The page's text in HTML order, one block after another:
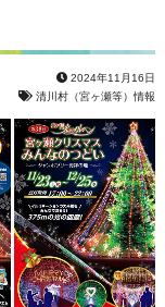
2024年11月16日
清川村（宮ヶ瀬等）情報